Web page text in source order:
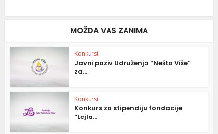
MOŽDA VAS ZANIMA
Konkursi
Javni poziv Udruženja “Nešto Više”
za...
Konkursi
Konkurs za stipendiju fondacije
“Lejla...